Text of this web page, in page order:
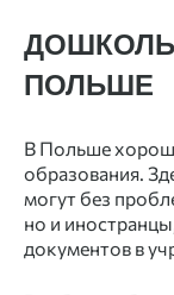
ПОЛЬШЕ
В Польше
образования.
могут без
но и
документов в